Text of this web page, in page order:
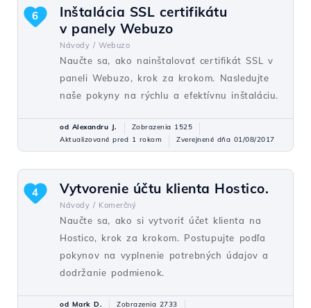
Inštalácia SSL certifikátu
v panely Webuzo
Návody / Webuzo
Naučte sa, ako nainštalovať certifikát SSL v
paneli Webuzo, krok za krokom. Nasledujte
naše pokyny na rýchlu a efektívnu inštaláciu.
6
od Alexandru J.
Zobrazenia 1525
Aktualizované pred 1 rokom
Zverejnené dňa 01/08/2017
Vytvorenie účtu klienta Hostico.
Návody / Komerčný
Naučte sa, ako si vytvoriť účet klienta na
Hostico, krok za krokom. Postupujte podľa
pokynov na vyplnenie potrebných údajov a
dodržanie podmienok.
4
od Mark D.
Zobrazenia 2733